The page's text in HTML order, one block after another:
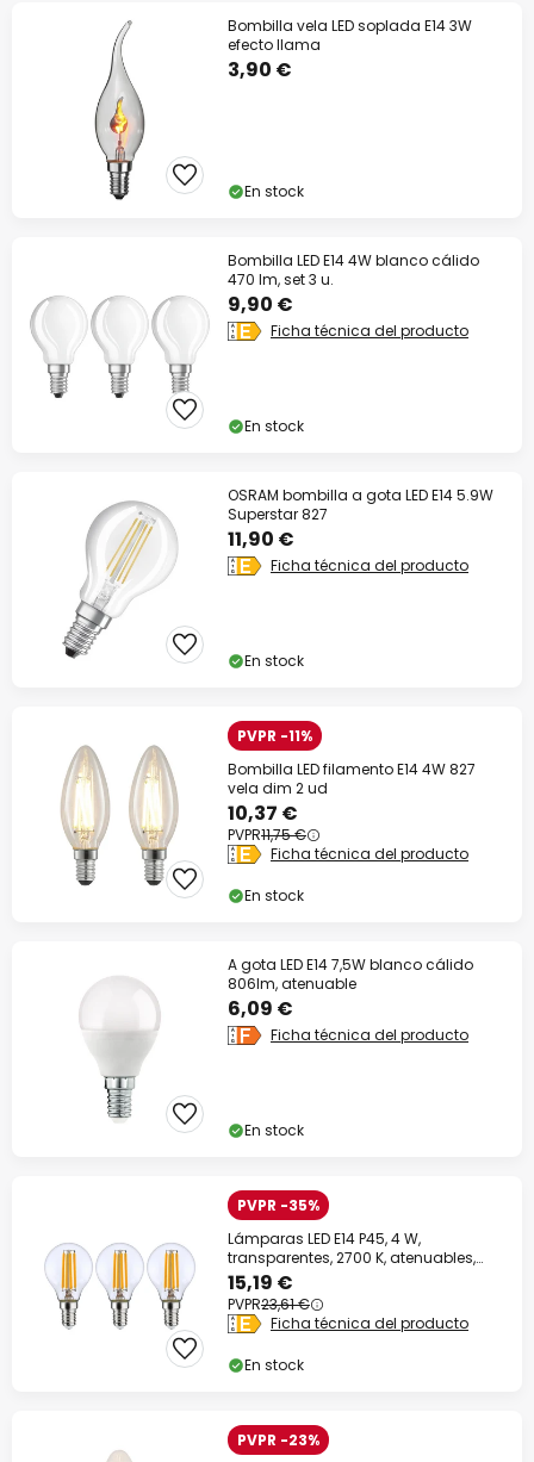
Bombilla vela LED soplada E14 3W
efecto llama
3,90 €
En stock
Bombilla LED E14 4W blanco cálido
470 lm, set 3 u.
9,90 €
Ficha técnica del producto
En stock
OSRAM bombilla a gota LED E14 5.9W
Superstar 827
11,90 €
Ficha técnica del producto
En stock
PVPR -11%
Bombilla LED filamento E14 4W 827
vela dim 2 ud
10,37 €
PVPR11,75 €
Ficha técnica del producto
En stock
A gota LED E14 7,5W blanco cálido
806lm, atenuable
6,09 €
Ficha técnica del producto
En stock
PVPR -35%
Lámparas LED E14 P45, 4 W,
transparentes, 2700 K, atenuables,
juego de 3
15,19 €
PVPR23,61 €
Ficha técnica del producto
En stock
PVPR -23%